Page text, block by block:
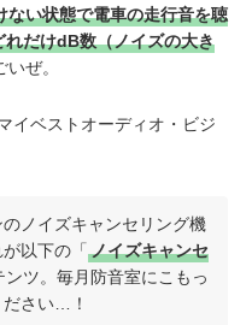
ない状態で電車の走行音を聴
だけdB数（ノイズの大き
いぜ。
イベストオーディオ・ビジ
ノイズキャンセリング機
以下の「 ノイズキャンセ
ンツ。毎月防音室にこもっ
さい…！